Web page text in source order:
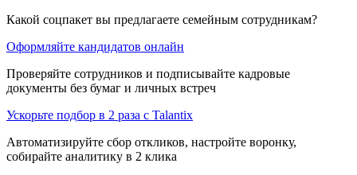
Какой соцпакет вы предлагаете семейным сотрудникам?
Оформляйте кандидатов онлайн
Проверяйте сотрудников и подписывайте кадровые
документы без бумаг и личных встреч
Ускорьте подбор в 2 раза с Talantix
Автоматизируйте сбор откликов, настройте воронку,
собирайте аналитику в 2 клика